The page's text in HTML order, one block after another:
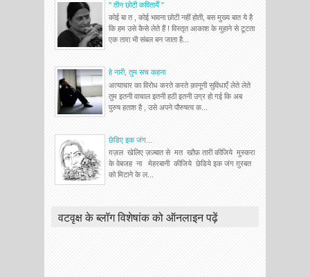
'' तीन छोटी कवितायेँ ''
कोई बा त , कोई भावना छोटी नहीं होती, बस मुख्य बात ये है
कि हम उसे कैसे लेते हैं ! विस्तृत आकाश के मुहाने से टूटता
एक तारा भी संबल बन जाता है...
हे नारी, तुम सच कहना
अत्याचार का विरोध करते करते क़ानूनी सुविधाएँ लेते लेते
तुम इतनी वाचाल इतनी हठी इतनी उग्र हो गई कि अब
पुरुष हताश है , उसे अपने पौरुषत्व क...
छेडिए इक जंग...
ग़ज़ल खेलिए ज़ज़्बात से मत खौफ़ तारी कीजिये मुस्करा
के वेबजह ना मेहरबानी कीजिये छेडिये इक जंग ग़ुरबत
को मिटाने के ल...
वटवृक्ष के ब्लॉग विशेषांक को ऑनलाइन पढ़ें